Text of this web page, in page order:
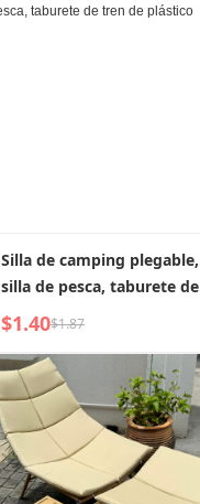
Silla de camping plegable,
silla de pesca, taburete de
tren de plástico
$1.40$1.87